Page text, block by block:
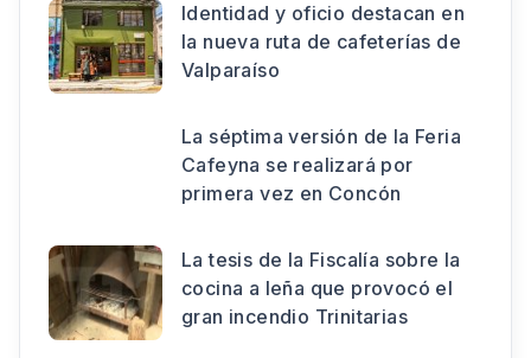
Identidad y oficio destacan en
la nueva ruta de cafeterías de
Valparaíso
La séptima versión de la Feria
Cafeyna se realizará por
primera vez en Concón
La tesis de la Fiscalía sobre la
cocina a leña que provocó el
gran incendio Trinitarias